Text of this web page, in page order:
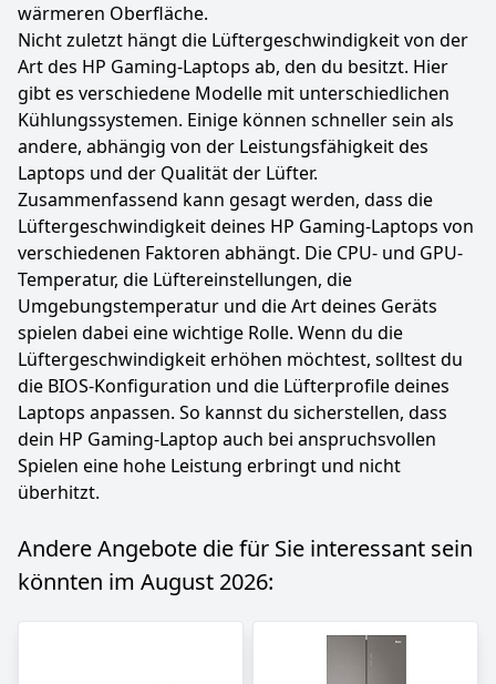
wärmeren Oberfläche.
Nicht zuletzt hängt die Lüftergeschwindigkeit von der
Art des HP Gaming-Laptops ab, den du besitzt. Hier
gibt es verschiedene Modelle mit unterschiedlichen
Kühlungssystemen. Einige können schneller sein als
andere, abhängig von der Leistungsfähigkeit des
Laptops und der Qualität der Lüfter.
Zusammenfassend kann gesagt werden, dass die
Lüftergeschwindigkeit deines HP Gaming-Laptops von
verschiedenen Faktoren abhängt. Die CPU- und GPU-
Temperatur, die Lüftereinstellungen, die
Umgebungstemperatur und die Art deines Geräts
spielen dabei eine wichtige Rolle. Wenn du die
Lüftergeschwindigkeit erhöhen möchtest, solltest du
die BIOS-Konfiguration und die Lüfterprofile deines
Laptops anpassen. So kannst du sicherstellen, dass
dein HP Gaming-Laptop auch bei anspruchsvollen
Spielen eine hohe Leistung erbringt und nicht
überhitzt.
Andere Angebote die für Sie interessant sein
könnten im August 2026: